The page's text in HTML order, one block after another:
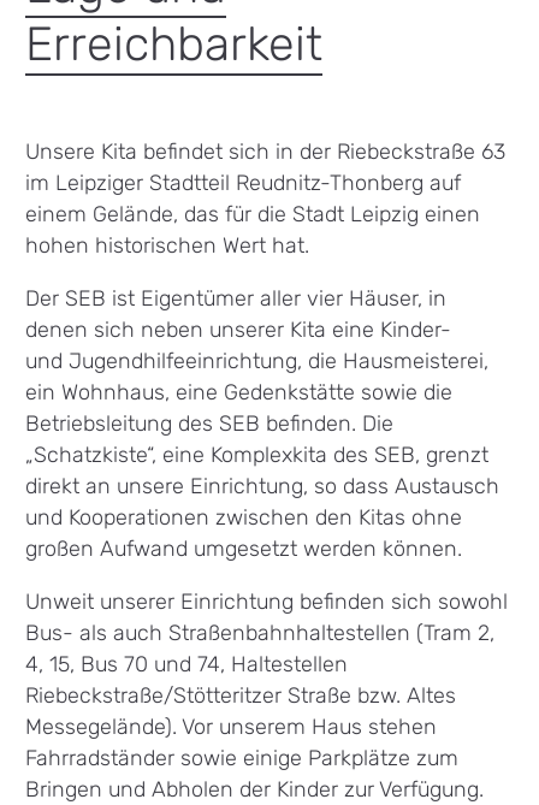
Erreichbarkeit
Unsere Kita befindet sich in der Riebeckstraße 63
im Leipziger Stadtteil Reudnitz-Thonberg auf
einem Gelände, das für die Stadt Leipzig einen
hohen historischen Wert hat.
Der SEB ist Eigentümer aller vier Häuser, in
denen sich neben unserer Kita eine Kinder-
und Jugendhilfeeinrichtung, die Hausmeisterei,
ein Wohnhaus, eine Gedenkstätte sowie die
Betriebsleitung des SEB befinden. Die
„Schatzkiste“, eine Komplexkita des SEB, grenzt
direkt an unsere Einrichtung, so dass Austausch
und Kooperationen zwischen den Kitas ohne
großen Aufwand umgesetzt werden können.
Unweit unserer Einrichtung befinden sich sowohl
Bus- als auch Straßenbahnhaltestellen (Tram 2,
4, 15, Bus 70 und 74, Haltestellen
Riebeckstraße/Stötteritzer Straße bzw. Altes
Messegelände). Vor unserem Haus stehen
Fahrradständer sowie einige Parkplätze zum
Bringen und Abholen der Kinder zur Verfügung.